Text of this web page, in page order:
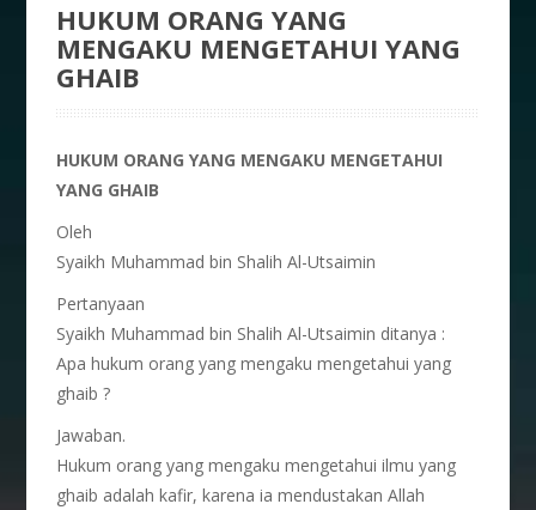
HUKUM ORANG YANG
MENGAKU MENGETAHUI YANG
GHAIB
HUKUM ORANG YANG MENGAKU MENGETAHUI
YANG GHAIB
Oleh
Syaikh Muhammad bin Shalih Al-Utsaimin
Pertanyaan
Syaikh Muhammad bin Shalih Al-Utsaimin ditanya :
Apa hukum orang yang mengaku mengetahui yang
ghaib ?
Jawaban.
Hukum orang yang mengaku mengetahui ilmu yang
ghaib adalah kafir, karena ia mendustakan Allah